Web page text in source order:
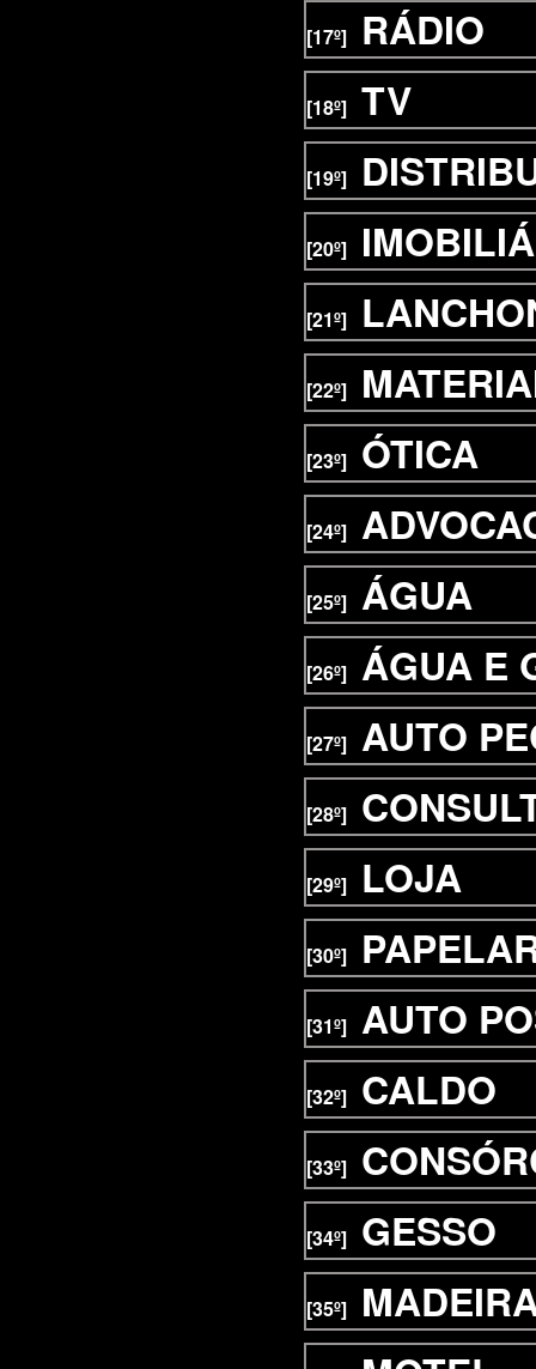
[17º] RÁDIO
[18º] TV
[19º]
[20º]
[21º]
[22º]
[23º] ÓTICA
[24º]
[25º] ÁGUA
[26º] ÁGUA E
[27º] AUTO
[28º]
[29º] LOJA
[30º]
[31º] AUTO
[32º] CALDO
[33º]
[34º] GESSO
[35º]